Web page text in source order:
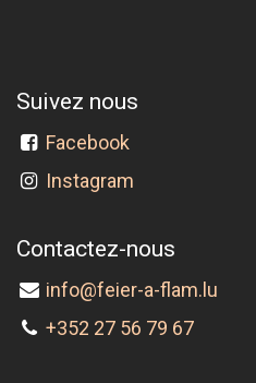
Suivez nous
Facebook
Instagram
Contactez-nous
info@feier-a-flam.lu
+352 27 56 79 67